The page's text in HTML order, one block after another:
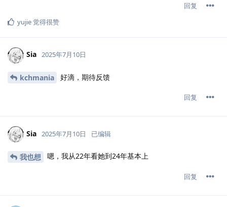
回复
yujie觉得很赞
Sia 2025年7月10日
kchmania 好滴，期待反馈
回复
Sia 2025年7月10日 已编辑
我也想 嗯，我从22年看她到24年基本上
回复